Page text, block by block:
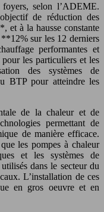
foyers, selon l’ADEME.
de réduction des
et à la hausse constante
sur les 12 derniers
performantes et
les particuliers et les
des systèmes de
BTP pour atteindre les
de la chaleur et de
permettant de
de manière efficace.
les pompes à chaleur
et les systèmes de
dans le secteur du
L’installation de ces
en gros oeuvre et en